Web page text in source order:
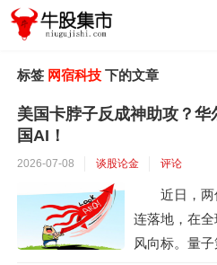
标签网宿科技 下的文章
美国卡脖子反成神助攻？
国AI！
2026-07-08 谈股论金 评论
近日，
连落地，在
风向标。量